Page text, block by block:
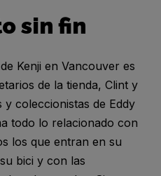
sin fin
Kenji en Vancouver es
de la tienda, Clint y
y coleccionistas de Eddy
todo lo relacionado con
los que entran en su
bici y con las